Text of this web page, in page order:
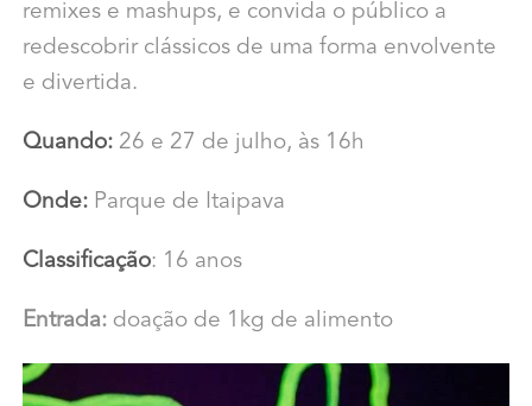
remixes e mashups, e convida o público a
redescobrir clássicos de uma forma envolvente
e divertida.
Quando: 26 e 27 de julho, às 16h
Onde:Parque de Itaipava
Classificação: 16 anos
Entrada: doação de 1kg de alimento